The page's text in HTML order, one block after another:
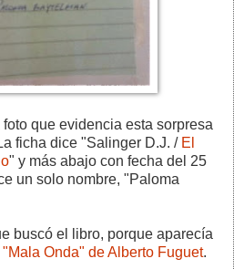
que evidencia esta sorpresa
ficha dice "Salinger D.J. / El
" y más abajo con fecha del 25
un solo nombre, "Paloma
buscó el libro, porque aparecía
"Mala Onda" de Alberto Fuguet.